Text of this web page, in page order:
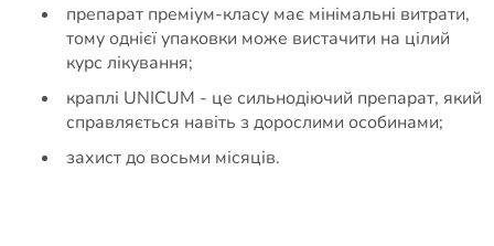
препарат преміум-класу має мінімальні витрати,
тому однієї упаковки може вистачити на цілий
курс лікування;
краплі UNICUM - це сильнодіючий препарат, який
справляється навіть з дорослими особинами;
захист до восьми місяців.